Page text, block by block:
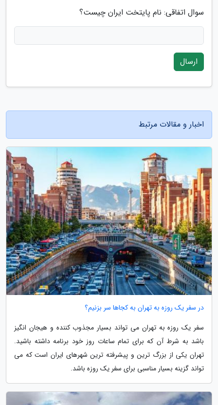
سوال اتفاقی: نام پایتخت ایران چیست؟
ارسال
اخبار و مقالات مرتبط
در سفر یک روزه به تهران به کجاها سر بزنیم؟
سفر یک روزه به تهران می تواند بسیار مجذوب کننده و هیجان انگیز
باشد به شرط آن که برای تمام ساعات روز خود برنامه داشته باشید.
تهران یکی از بزرگ ترین و پیشرفته ترین شهرهای ایران است که می
تواند گزینه بسیار مناسبی برای سفر یک روزه باشد.